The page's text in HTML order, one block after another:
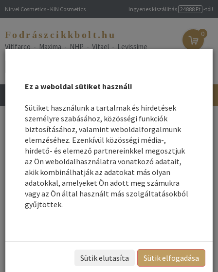
Nirvel Cosmetics - KIN Cosmetics Ingyenes kiszállítás 24888 Ft -tól!
Fodrászcikkbolt.hu
Vitlfarco - Maxima - NHP - Vitael - Levissime
0
navigation
Göndör haj ápolás
fodraszkellekshop.hu- Göndör haj
Göndör hullámos haj – hajápolás professzionális hajápoló
termékekkel a gyönyörű göndör frizuráért.
A szépségápolás meghatározó része a göndör haj ápolása. A göndör
hajápolás is a fejbőr ápolásánál és a helyes hajmosásnál kezdődik.
- A fejbőr masszírozása a hajápolás közben nagyon fontos. Minden
Ez a weboldal sütiket használ!
Sütiket használunk a tartalmak és hirdetések
személyre szabásához, közösségi funkciók
biztosításához, valamint weboldalforgalmunk
elemzéséhez. Ezenkívül közösségi média-,
hirdető- és elemező partnereinkkel megosztjuk
az Ön weboldalhasználatra vonatkozó adatait,
akik kombinálhatják az adatokat más olyan
adatokkal, amelyeket Ön adott meg számukra
vagy az Ön által használt más szolgáltatásokból
gyűjtöttek.
Sütik elutasíta Sütik elfogadása